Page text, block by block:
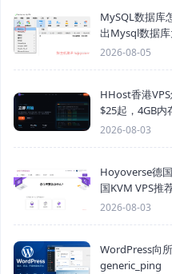
MySQL数据库
出Mysql数据
2026-08-05
HHost香港
$25起，4GB内
2026-08-03
Hoyoverse德
国KVM VPS推
2026-08-03
WordPress向
generic_ping